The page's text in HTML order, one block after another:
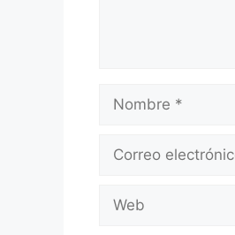
electrónico